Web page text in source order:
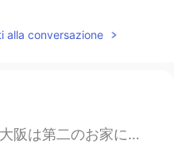
어요?!😆
2021.01.08 11:43
alla conversazione
ありますか？最近私の姿勢が悪くて体の筋肉はよく硬いです！治したいです！ Regarding...